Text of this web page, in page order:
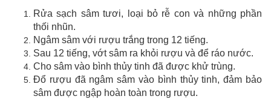
Rửa sạch sâm tươi, loại bỏ rễ con và những phần
thối nhũn.
Ngâm sâm với rượu trắng trong 12 tiếng.
Sau 12 tiếng, vớt sâm ra khỏi rượu và để ráo nước.
Cho sâm vào bình thủy tinh đã được khử trùng.
Đổ rượu đã ngâm sâm vào bình thủy tinh, đảm bảo
sâm được ngập hoàn toàn trong rượu.